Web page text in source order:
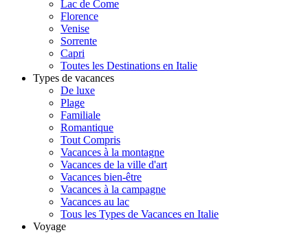
Lac de Come
Florence
Venise
Sorrente
Capri
Toutes les Destinations en Italie
Types de vacances
De luxe
Plage
Familiale
Romantique
Tout Compris
Vacances à la montagne
Vacances de la ville d'art
Vacances bien-être
Vacances à la campagne
Vacances au lac
Tous les Types de Vacances en Italie
Voyage